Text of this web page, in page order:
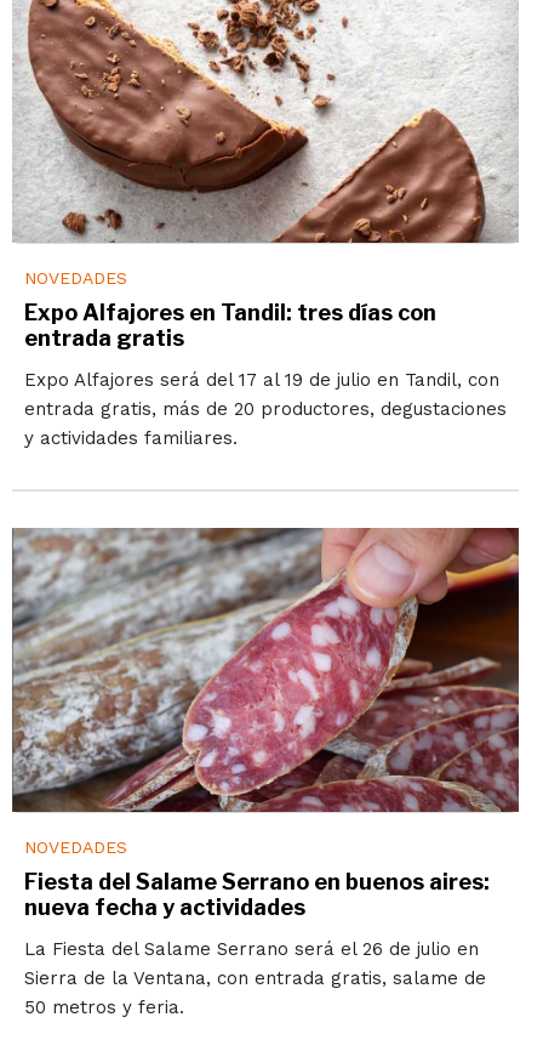
NOVEDADES
Expo Alfajores en Tandil: tres días con
entrada gratis
Expo Alfajores será del 17 al 19 de julio en Tandil, con
entrada gratis, más de 20 productores, degustaciones
y actividades familiares.
NOVEDADES
Fiesta del Salame Serrano en buenos aires:
nueva fecha y actividades
La Fiesta del Salame Serrano será el 26 de julio en
Sierra de la Ventana, con entrada gratis, salame de
50 metros y feria.